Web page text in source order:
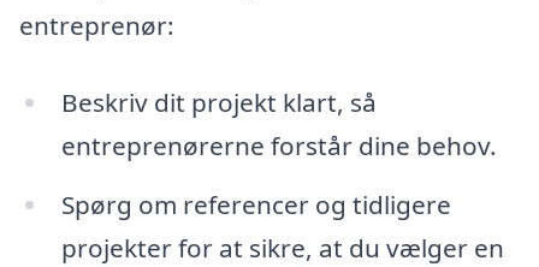
entreprenør:
Beskriv dit projekt klart, så
entreprenørerne forstår dine behov.
Spørg om referencer og tidligere
projekter for at sikre, at du vælger en